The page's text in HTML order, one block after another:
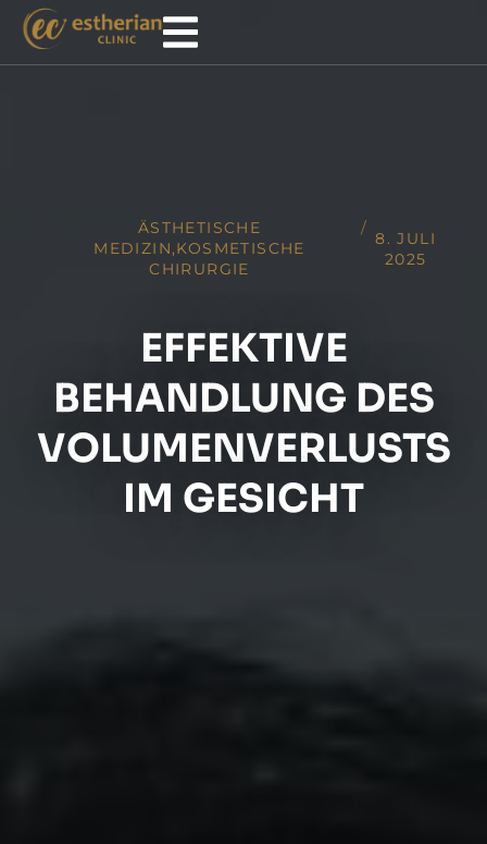
ÄSTHETISCHE
MEDIZIN,KOSMETISCHE
CHIRURGIE
/
8. JULI
2025
EFFEKTIVE
BEHANDLUNG DES
VOLUMENVERLUSTS
IM GESICHT